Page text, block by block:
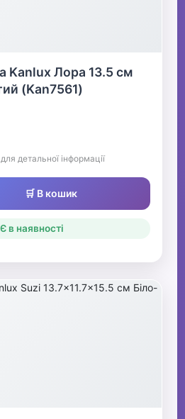
Kanlux Лора 13.5 см
(Kan7561)
детальної інформації
🛒 В кошик
в наявності